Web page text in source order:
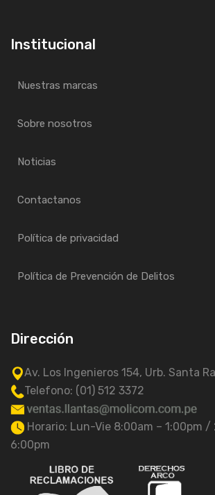
Institucional
Nuestras marcas
Sobre nosotros
Noticias
Contactanos
Política de privacidad
Política de Prevención de Delitos
Dirección
Av. Los Ingenieros 154, Urb. Santa
Telefono: (01) 512 3372
Horario: Lun-Vie 8:00am – 1:00pm /
6:00pm